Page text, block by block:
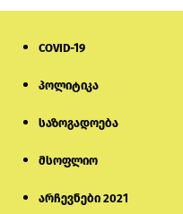
COVID-19
პოლიტიკა
საზოგადოება
მსოფლიო
არჩევნები 2021